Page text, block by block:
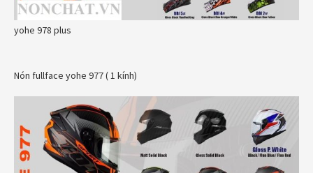
yohe 978 plus
Nón fullface yohe 977 ( 1 kính)